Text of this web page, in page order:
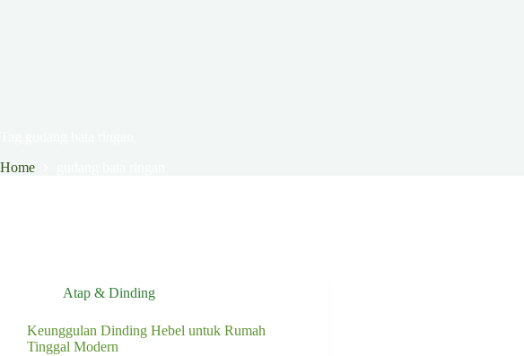
Home
Atap & Dinding
Keunggulan Dinding Hebel untuk Rumah
Tinggal Modern